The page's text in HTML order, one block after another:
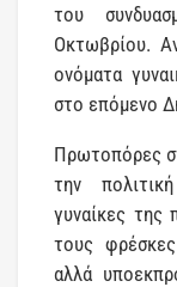
του
Οκτωβρίου.
ονόματα
στο επόμενο
Πρωτοπόρες
την
γυναίκες
τους
αλλά